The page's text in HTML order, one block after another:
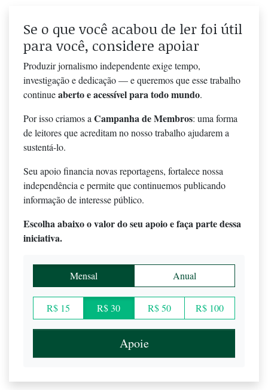
Se o que você acabou de ler foi útil
para você, considere apoiar
Produzir jornalismo independente exige tempo,
investigação e dedicação — e queremos que esse trabalho
continueaberto e acessível para todo mundo.
Por isso criamos a Campanha de Membros: uma forma
de leitores que acreditam no nosso trabalho ajudarem a
sustentá-lo.
Seu apoio financia novas reportagens, fortalece nossa
independência e permite que continuemos publicando
informação de interesse público.
Escolha abaixo o valor do seu apoio e faça parte dessa
iniciativa.
Mensal Anual
R$ 15 R$ 30 R$ 50 R$ 100
Apoie